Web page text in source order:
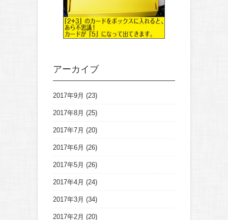
アーカイブ
2017年9月 (23)
2017年8月 (25)
2017年7月 (20)
2017年6月 (26)
2017年5月 (26)
2017年4月 (24)
2017年3月 (34)
2017年2月 (20)